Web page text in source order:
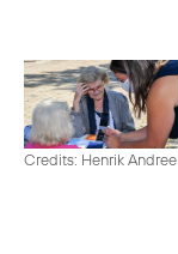
Credits: Henrik Andree